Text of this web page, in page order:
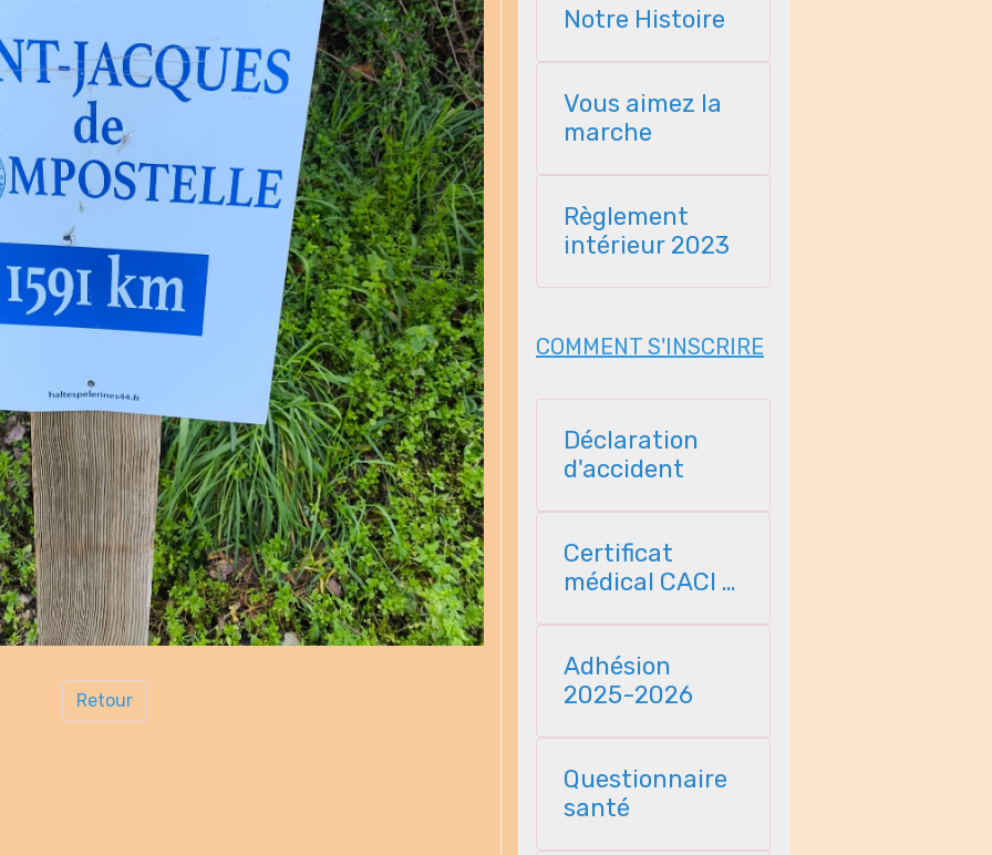
Retour
Notre Histoire
Vous aimez la
marche
Règlement
intérieur 2023
COMMENT S'INSCRIRE
Déclaration
d'accident
Certificat
médical CACI -
Adhésion
2025-2026
Questionnaire
santé